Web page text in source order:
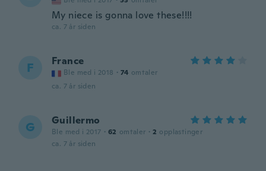
My niece is gonna love these!!!!
ca. 7 år siden
F France
Ble med i 2018 · 74 omtaler
ca. 7 år siden
G Guillermo
Ble med i 2017 · 62 omtaler · 2 opplastinger
ca. 7 år siden